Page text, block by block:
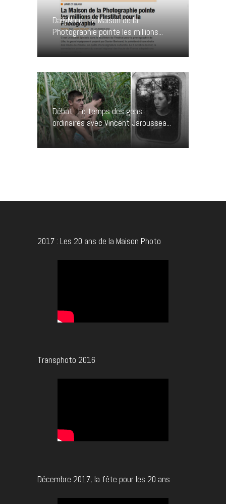
DailyNord : La Maison de la
Photographie pointe les millions...
Débat : Le temps des gens
ordinaires avec Vincent Jaroussea...
2017 : Les 20 ans de la Maison Photo
Transphoto 2016
Décembre 2017, la fête pour les 20 ans